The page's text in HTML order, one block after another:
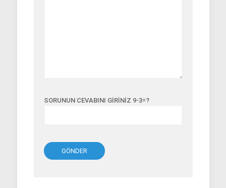
SORUNUN CEVABINI GİRİNİZ 9-3=?